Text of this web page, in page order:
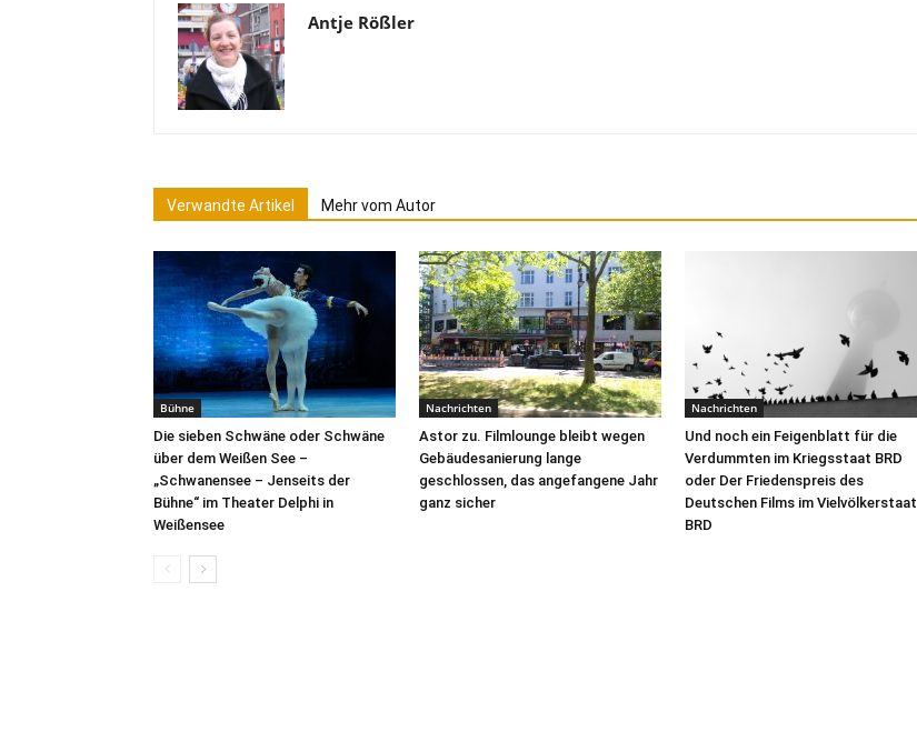
Antje Rößler
Verwandte Artikel Mehr vom Autor
Bühne
Die sieben Schwäne oder Schwäne
über dem Weißen See –
„Schwanensee – Jenseits der
Bühne“ im Theater Delphi in
Weißensee
Nachrichten
Astor zu. Filmlounge bleibt wegen
Gebäudesanierung lange
geschlossen, das angefangene Jahr
ganz sicher
Nachrichten
Und noch ein Feigenblatt für die
Verdummten im Kriegsstaat BRD
oder Der Friedenspreis des
Deutschen Films im Vielvölkerstaat
BRD